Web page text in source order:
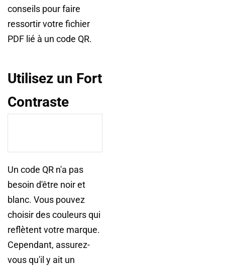
conseils pour faire
ressortir votre fichier
PDF lié à un code QR.
Utilisez un Fort
Contraste
Un code QR n'a pas
besoin d'être noir et
blanc. Vous pouvez
choisir des couleurs qui
reflètent votre marque.
Cependant, assurez-
vous qu'il y ait un